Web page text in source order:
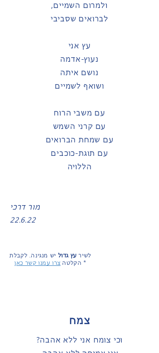
ולמרום השמיים,
לברואים שסביבי
עץ אני
נעוץ-אדמה
נושם איתה
ושואף לשמיים
עם משבי הרוח
עם קרני השמש
עם שמחת הברואים
עם תוגת-כוכבים
הללויה
מור דרכי
22.6.22
לשיר עץ גדול יש מנגינה. לקבלת
הקלטה צרו עמנו קשר כאן *
צמח
וכי צומח אני ללא אהבה?